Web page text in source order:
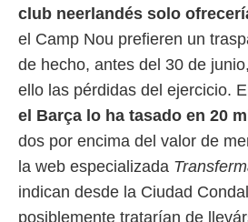
de la
del
o a través
de
de
uso de
con el
club neerlandés solo
el Camp Nou prefieren un
de hecho, antes del 30 de
ello las pérdidas del ejercicio.
el Barça lo ha tasado en 20
dos por encima del valor de
la web especializada
indican desde la Ciudad
posiblemente tratarían de